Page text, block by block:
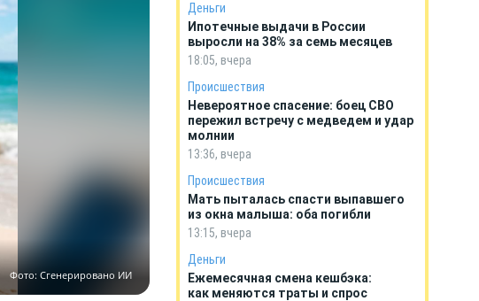
Фото: Сгенерировано ИИ
Деньги
Ипотечные выдачи в России
выросли на 38% за семь месяцев
18:05, вчера
Происшествия
Невероятное спасение: боец СВО
пережил встречу с медведем и удар
молнии
13:36, вчера
Происшествия
Мать пыталась спасти выпавшего
из окна малыша: оба погибли
13:15, вчера
Деньги
Ежемесячная смена кешбэка:
как меняются траты и спрос